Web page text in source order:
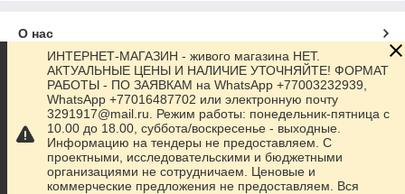
О нас
Контакты
Доставка и оплата
Полная версия сайта
ИНТЕРНЕТ-МАГАЗИН - живого магазина НЕТ.
АКТУАЛЬНЫЕ ЦЕНЫ И НАЛИЧИЕ УТОЧНЯЙТЕ! ФОРМАТ
РАБОТЫ - ПО ЗАЯВКАМ на WhatsApp +77003232939,
WhatsApp +77016487702 или электронную почту
3291917@mail.ru. Режим работы: понедельник-пятница с
10.00 до 18.00, суббота/воскресенье - выходные.
Информацию на тендеры не предоставляем. С
проектными, исследовательскими и бюджетными
организациями не сотрудничаем. Ценовые и
коммерческие предложения не предоставляем. Вся